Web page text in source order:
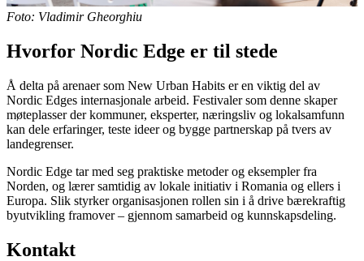
Foto: Vladimir Gheorghiu
Hvorfor Nordic Edge er til stede
Å delta på arenaer som New Urban Habits er en viktig del av
Nordic Edges internasjonale arbeid. Festivaler som denne skaper
møteplasser der kommuner, eksperter, næringsliv og lokalsamfunn
kan dele erfaringer, teste ideer og bygge partnerskap på tvers av
landegrenser.
Nordic Edge tar med seg praktiske metoder og eksempler fra
Norden, og lærer samtidig av lokale initiativ i Romania og ellers i
Europa. Slik styrker organisasjonen rollen sin i å drive bærekraftig
byutvikling framover – gjennom samarbeid og kunnskapsdeling.
Kontakt